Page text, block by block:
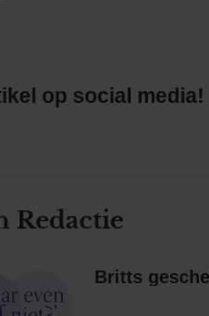
op social media!
Redactie